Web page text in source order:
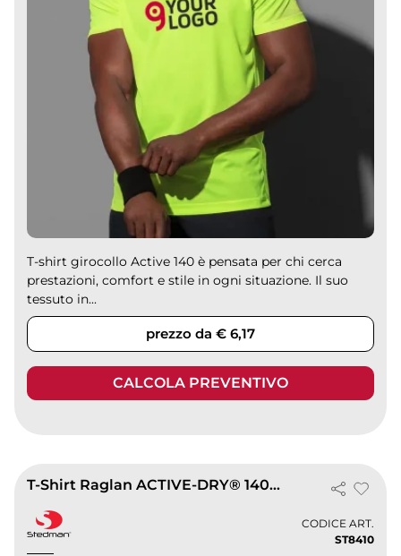
T-shirt girocollo Active 140 è pensata per chi cerca
prestazioni, comfort e stile in ogni situazione. Il suo
tessuto in...
prezzo da € 6,17
CALCOLA PREVENTIVO
T-Shirt Raglan ACTIVE-DRY® 140g/m² Cyber Uomo
CODICE ART.
ST8410